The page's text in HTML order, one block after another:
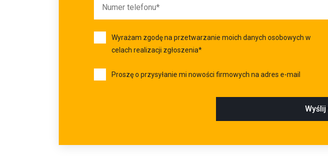
Wyrażam zgodę na przetwarzanie moich danych osobowych w
celach realizacji zgłoszenia*
Proszę o przysyłanie mi nowości firmowych na adres e-mail